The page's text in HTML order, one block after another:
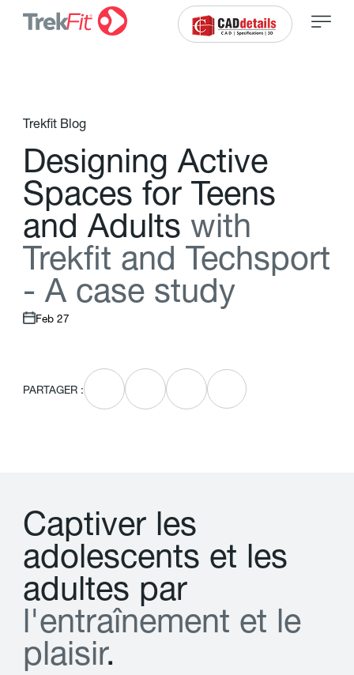
Trekfit Blog
Designing Active
Spaces for Teens
and Adults with
Trekft and Techsport
- A case study
Feb 27
PARTAGER :
Captiver les
adolescents et les
adultes par
l'entraînement et le
plaisir.